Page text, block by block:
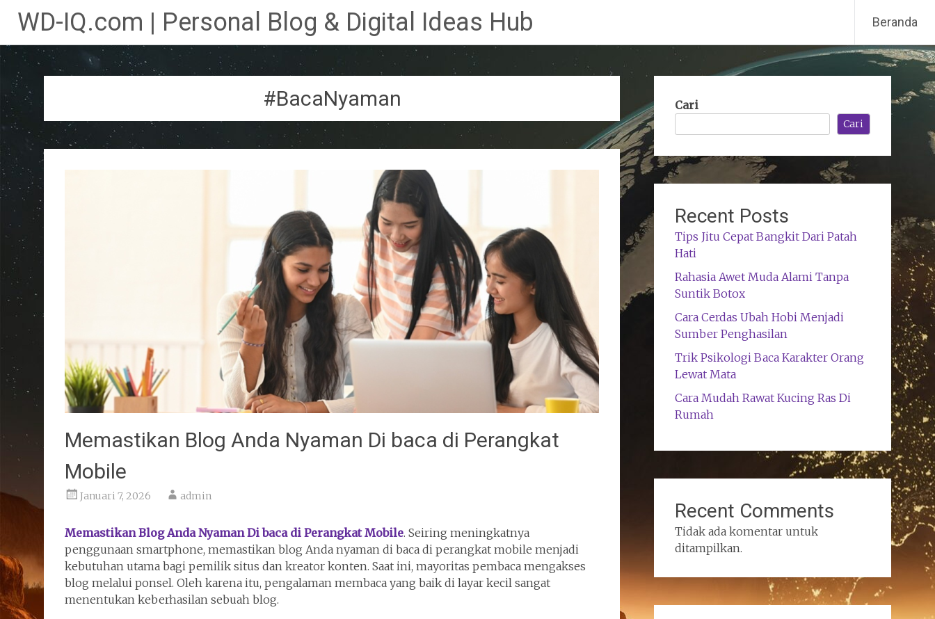
Lompat
konten
WD-IQ.com | Personal Blog & Digital Ideas Hub Beranda
#BacaNyaman
Memastikan Blog Anda Nyaman Di baca di Perangkat
Mobile
Januari 7, 2026 admin
Memastikan Blog Anda Nyaman Di baca di Perangkat Mobile. Seiring meningkatnya
penggunaan smartphone, memastikan blog Anda nyaman di baca di perangkat mobile menjadi
kebutuhan utama bagi pemilik situs dan kreator konten. Saat ini, mayoritas pembaca mengakses
blog melalui ponsel. Oleh karena itu, pengalaman membaca yang baik di layar kecil sangat
menentukan keberhasilan sebuah blog.
Cari
Cari
Recent Posts
Tips Jitu Cepat Bangkit Dari Patah
Hati
Rahasia Awet Muda Alami Tanpa
Suntik Botox
Cara Cerdas Ubah Hobi Menjadi
Sumber Penghasilan
Trik Psikologi Baca Karakter Orang
Lewat Mata
Cara Mudah Rawat Kucing Ras Di
Rumah
Recent Comments
Tidak ada komentar untuk
ditampilkan.